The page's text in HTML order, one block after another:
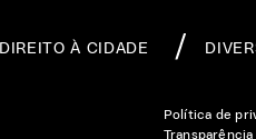
DIREITO À CIDADE
Política de
Transparência